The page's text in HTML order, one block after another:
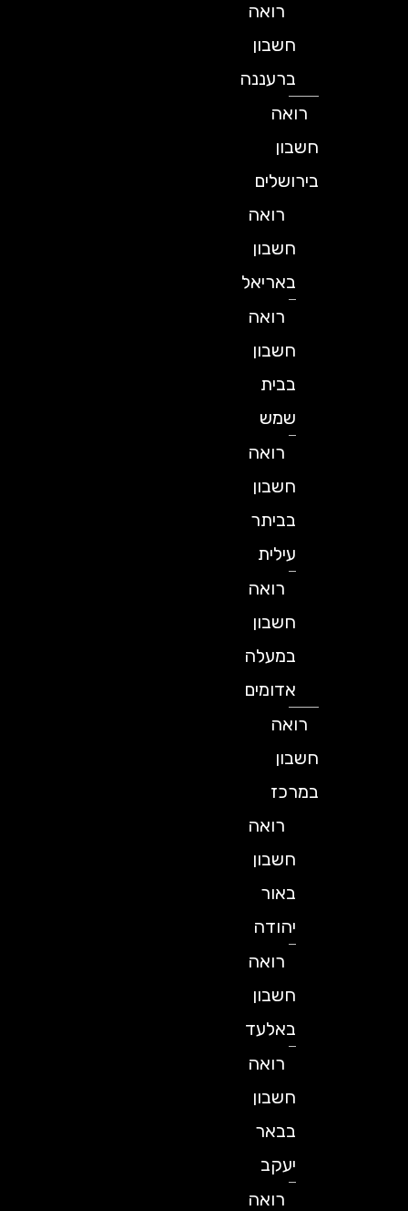
רואה
חשבון
ברעננה
רואה
חשבון
בירושלים
רואה
חשבון
באריאל
רואה
חשבון
בבית
שמש
רואה
חשבון
בביתר
עילית
רואה
חשבון
במעלה
אדומים
רואה
חשבון
במרכז
רואה
חשבון
באור
יהודה
רואה
חשבון
באלעד
רואה
חשבון
בבאר
יעקב
רואה